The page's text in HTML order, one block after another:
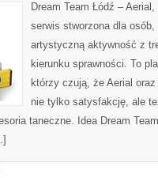
Dream Team Łódź –
serwis stworzona dla
artystyczną aktywność z
kierunku sprawności. To
którzy czują, że Aerial
nie tylko satysfakcję, ale
taneczne. Idea Dream